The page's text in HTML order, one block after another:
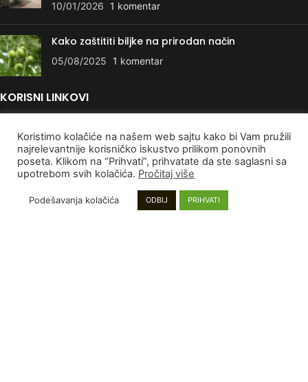
10/01/2026 1 komentar
Kako zaštititi biljke na prirodan način
05/08/2025 1 komentar
KORISNI LINKOVI
Uslovi korišćenja
Autorska Prava
Kontaktirajte nas
PLAĆANJE I DOSTAVA
Koristimo kolačiće na našem web sajtu kako bi Vam pružili
najrelevantnije korisničko iskustvo prilikom ponovnih
poseta. Klikom na “Prihvati”, prihvatate da ste saglasni sa
upotrebom svih kolačića. Pročitaj više
Podešavanja kolačića ODBIJ PRIHVATI